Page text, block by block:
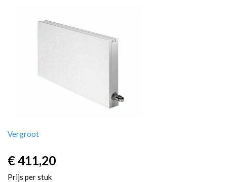
Vergroot
€ 411,20
Prijs per stuk